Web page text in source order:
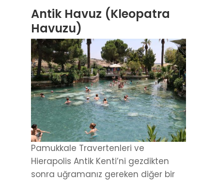
Antik Havuz (Kleopatra
Havuzu)
Pamukkale Travertenleri ve
Hierapolis Antik Kenti’ni gezdikten
sonra uğramanız gereken diğer bir